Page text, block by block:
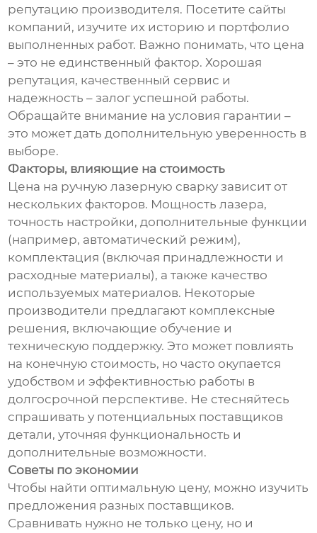
репутацию производителя. Посетите сайты
компаний, изучите их историю и портфолио
выполненных работ. Важно понимать, что цена
– это не единственный фактор. Хорошая
репутация, качественный сервис и
надежность – залог успешной работы.
Обращайте внимание на условия гарантии –
это может дать дополнительную уверенность в
выборе.
Факторы, влияющие на стоимость
Цена на ручную лазерную сварку зависит от
нескольких факторов. Мощность лазера,
точность настройки, дополнительные функции
(например, автоматический режим),
комплектация (включая принадлежности и
расходные материалы), а также качество
используемых материалов. Некоторые
производители предлагают комплексные
решения, включающие обучение и
техническую поддержку. Это может повлиять
на конечную стоимость, но часто окупается
удобством и эффективностью работы в
долгосрочной перспективе. Не стесняйтесь
спрашивать у потенциальных поставщиков
детали, уточняя функциональность и
дополнительные возможности.
Советы по экономии
Чтобы найти оптимальную цену, можно изучить
предложения разных поставщиков.
Сравнивать нужно не только цену, но и